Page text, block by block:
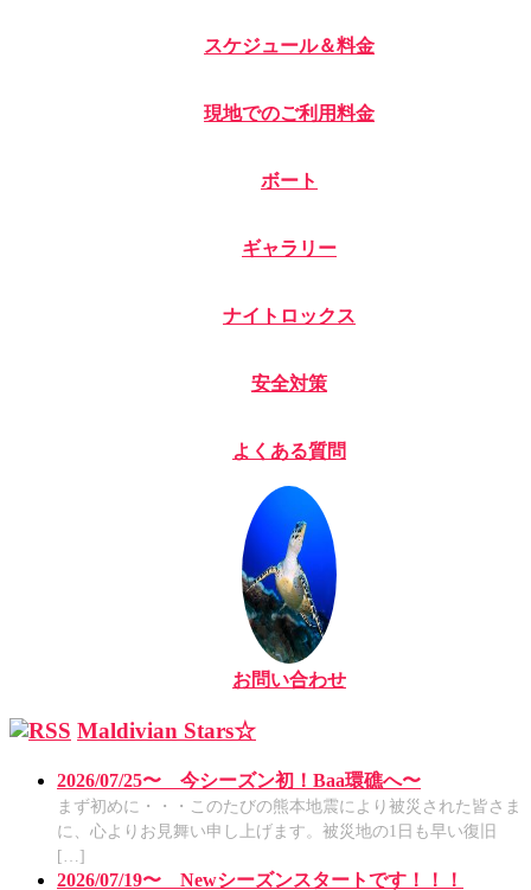
スケジュール＆料金
現地でのご利用料金
ボート
ギャラリー
ナイトロックス
安全対策
よくある質問
お問い合わせ
Maldivian Stars☆
2026/07/25〜 今シーズン初！Baa環礁へ〜
まず初めに・・・このたびの熊本地震により被災された皆さま
に、心よりお見舞い申し上げます。被災地の1日も早い復旧
[…]
2026/07/19〜 Newシーズンスタートです！！！